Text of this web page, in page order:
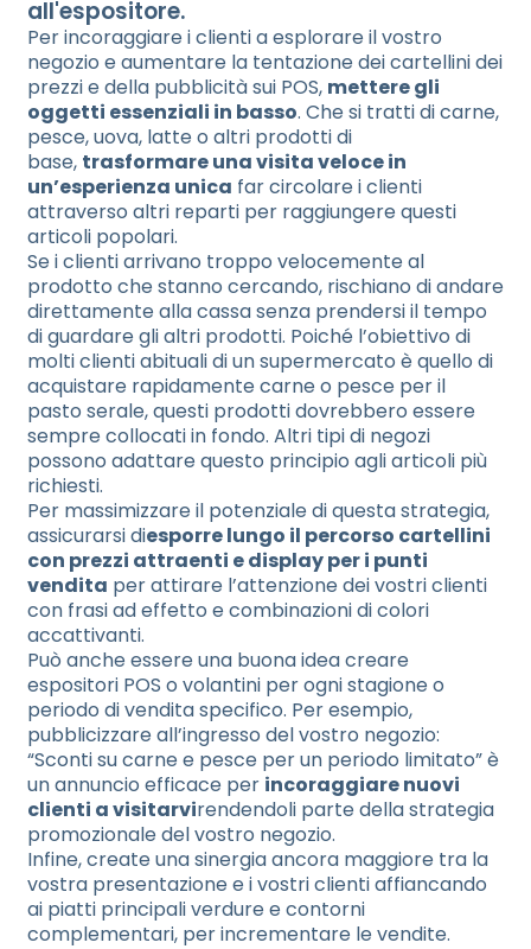
all'espositore.
Per incoraggiare i clienti a esplorare il vostro
negozio e aumentare la tentazione dei cartellini dei
prezzi e della pubblicità sui POS, mettere gli
oggetti essenziali in basso. Che si tratti di carne,
pesce, uova, latte o altri prodotti di
base, trasformare una visita veloce in
un’esperienza unica far circolare i clienti
attraverso altri reparti per raggiungere questi
articoli popolari.
Se i clienti arrivano troppo velocemente al
prodotto che stanno cercando, rischiano di andare
direttamente alla cassa senza prendersi il tempo
di guardare gli altri prodotti. Poiché l’obiettivo di
molti clienti abituali di un supermercato è quello di
acquistare rapidamente carne o pesce per il
pasto serale, questi prodotti dovrebbero essere
sempre collocati in fondo. Altri tipi di negozi
possono adattare questo principio agli articoli più
richiesti.
Per massimizzare il potenziale di questa strategia,
assicurarsi diesporre lungo il percorso cartellini
con prezzi attraenti e display per i punti
vendita per attirare l’attenzione dei vostri clienti
con frasi ad effetto e combinazioni di colori
accattivanti.
Può anche essere una buona idea creare
espositori POS o volantini per ogni stagione o
periodo di vendita specifico. Per esempio,
pubblicizzare all’ingresso del vostro negozio:
“Sconti su carne e pesce per un periodo limitato” è
un annuncio efficace per incoraggiare nuovi
clienti a visitarvirendendoli parte della strategia
promozionale del vostro negozio.
Infine, create una sinergia ancora maggiore tra la
vostra presentazione e i vostri clienti affiancando
ai piatti principali verdure e contorni
complementari, per incrementare le vendite.